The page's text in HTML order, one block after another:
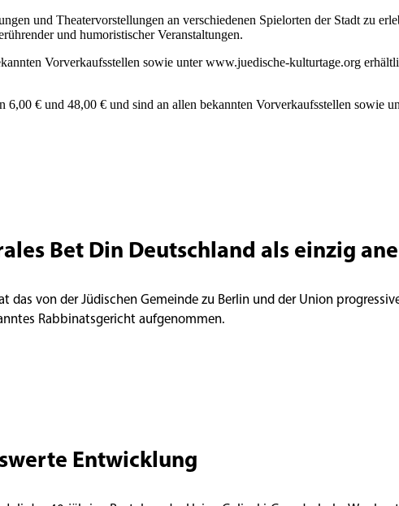
und Theatervorstellungen an verschiedenen Spielorten der Stadt zu
und humoristischer Veranstaltungen.
Vorverkaufsstellen sowie unter www.juedische-kulturtage.org
€ und 48,00 € und sind an allen bekannten Vorverkaufsstellen sowie
Bet Din Deutschland als einzig
das von der Jüdischen Gemeinde zu Berlin und der Union
Rabbinatsgericht aufgenommen.
Entwicklung